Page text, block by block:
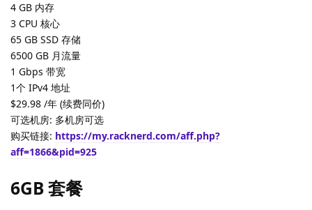
4 GB 内存
3 CPU 核心
65 GB SSD 存储
6500 GB 月流量
1 Gbps 带宽
1个 IPv4 地址
$29.98 /年 (续费同价)
可选机房: 多机房可选
购买链接: https://my.racknerd.com/aff.php?
aff=1866&pid=925
6GB 套餐